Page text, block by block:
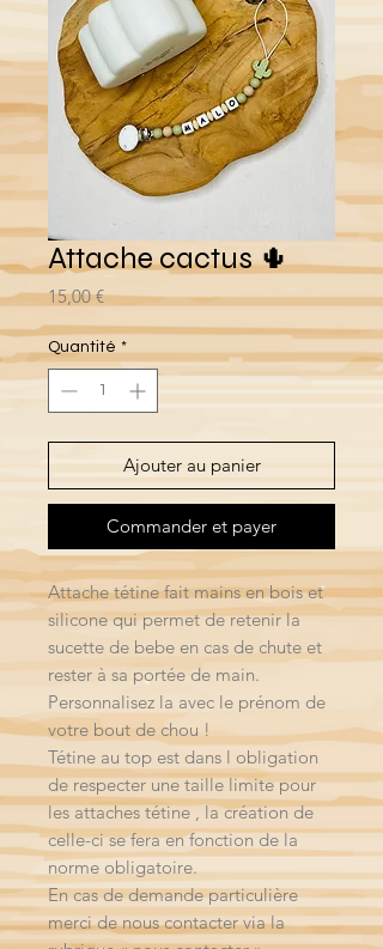
Attache cactus 🌵
15,00 €Prix
Quantité *
Ajouter au panier
Commander et payer
Attache tétine fait mains en bois et
silicone qui permet de retenir la
sucette de bebe en cas de chute et
rester à sa portée de main.
Personnalisez la avec le prénom de
votre bout de chou !
Tétine au top est dans l obligation
de respecter une taille limite pour
les attaches tétine , la création de
celle-ci se fera en fonction de la
norme obligatoire.
En cas de demande particulière
merci de nous contacter via la